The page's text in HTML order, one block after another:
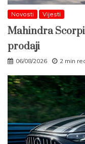
Novosti Vijesti
Mahindra
prodaji
06/08/2026 2 min